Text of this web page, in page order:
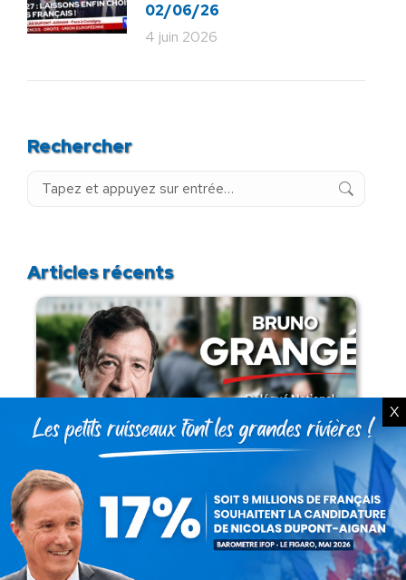
02/06/26
4 juin 2026
Rechercher
Recherche
Articles récents
Présomption de légitimité de l’usage des
armes par les forces de l’ordre
X